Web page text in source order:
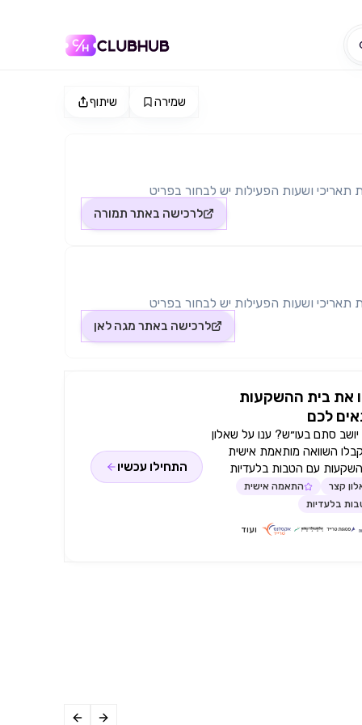
שיתוף שמירה
תאריכי ושעות הפעילות יש לבחור בפריט
לרכישה באתר תמורה
תאריכי ושעות הפעילות יש לבחור בפריט
לרכישה באתר מגה לאן
את בית ההשקעות
לכם
סתם בעו״ש? ענו על שאלון
השוואה מותאמת אישית
עם הטבות בלעדיות
קצר
התאמה אישית
בלעדיות
ועוד
התחילו עכשיו